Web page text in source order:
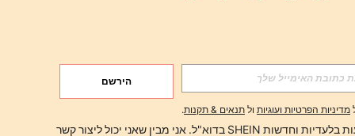
הירשם
הירשם
הירשם
מדיניות הפרטיות ועוגיות ול תנאים & תקנות.
ברצוני לקבל הצעות בלעדיות וחדשות SHEIN בדוא"ל. אני מבין שאני יכול ליצור קשר